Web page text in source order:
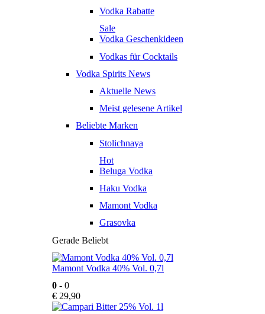
Vodka Rabatte
Sale
Vodka Geschenkideen
Vodkas für Cocktails
Vodka Spirits News
Aktuelle News
Meist gelesene Artikel
Beliebte Marken
Stolichnaya
Hot
Beluga Vodka
Haku Vodka
Mamont Vodka
Grasovka
Gerade Beliebt
Mamont Vodka 40% Vol. 0,7l
0 - 0
€ 29,90